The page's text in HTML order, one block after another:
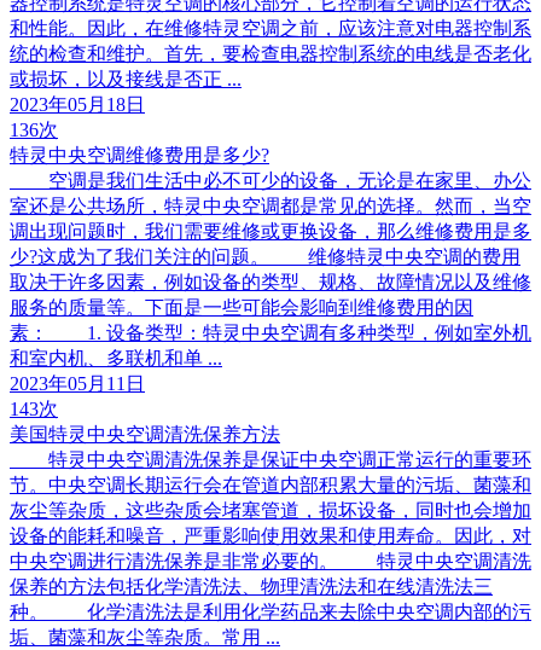
和性能。因此，在维修特灵空调之前，应该注意对电器控制系
统的检查和维护。首先，要检查电器控制系统的电线是否老化
或损坏，以及接线是否正 ...
2023年05月18日
136次
特灵中央空调维修费用是多少?
空调是我们生活中必不可少的设备，无论是在家里、办公
室还是公共场所，特灵中央空调都是常见的选择。然而，当空
调出现问题时，我们需要维修或更换设备，那么维修费用是多
少?这成为了我们关注的问题。 维修特灵中央空调的费用
取决于许多因素，例如设备的类型、规格、故障情况以及维修
服务的质量等。下面是一些可能会影响到维修费用的因
素： 1. 设备类型：特灵中央空调有多种类型，例如室外机
和室内机、多联机和单 ...
2023年05月11日
143次
美国特灵中央空调清洗保养方法
特灵中央空调清洗保养是保证中央空调正常运行的重要环
节。中央空调长期运行会在管道内部积累大量的污垢、菌藻和
灰尘等杂质，这些杂质会堵塞管道，损坏设备，同时也会增加
设备的能耗和噪音，严重影响使用效果和使用寿命。因此，对
中央空调进行清洗保养是非常必要的。 特灵中央空调清洗
保养的方法包括化学清洗法、物理清洗法和在线清洗法三
种。 化学清洗法是利用化学药品来去除中央空调内部的污
垢、菌藻和灰尘等杂质。常用 ...